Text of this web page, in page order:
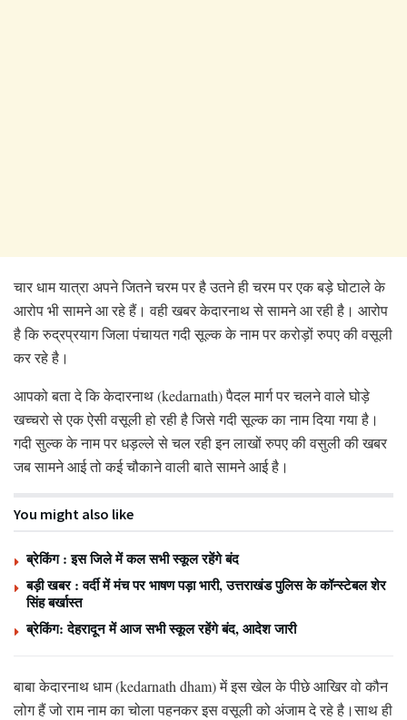
चार धाम यात्रा अपने जितने चरम पर है उतने ही चरम पर एक बड़े घोटाले के
आरोप भी सामने आ रहे हैं। वही खबर केदारनाथ से सामने आ रही है। आरोप
है कि रुद्रप्रयाग जिला पंचायत गदी सूल्क के नाम पर करोड़ों रुपए की वसूली
कर रहे है।
आपको बता दे कि केदारनाथ (kedarnath) पैदल मार्ग पर चलने वाले घोड़े
खच्चरो से एक ऐसी वसूली हो रही है जिसे गदी सूल्क का नाम दिया गया है।
गदी सुल्क के नाम पर धड़ल्ले से चल रही इन लाखों रुपए की वसुली की खबर
जब सामने आई तो कई चौकाने वाली बाते सामने आई है।
You might also like
ब्रेकिंग : इस जिले में कल सभी स्कूल रहेंगे बंद
बड़ी खबर : वर्दी में मंच पर भाषण पड़ा भारी, उत्तराखंड पुलिस के कॉन्स्टेबल शेर
सिंह बर्खास्त
ब्रेकिंग: देहरादून में आज सभी स्कूल रहेंगे बंद, आदेश जारी
बाबा केदारनाथ धाम (kedarnath dham) में इस खेल के पीछे आखिर वो कौन
लोग हैं जो राम नाम का चोला पहनकर इस वसूली को अंजाम दे रहे है।साथ ही